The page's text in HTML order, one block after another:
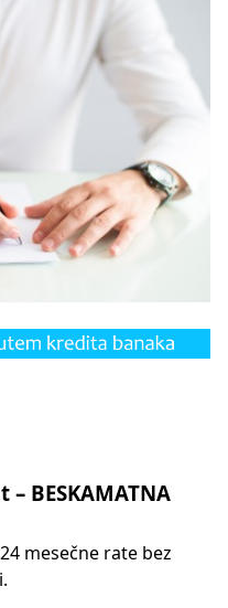
BESKAMATNA
mesečne rate bez